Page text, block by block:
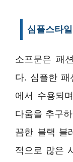
심플스타
소프문은 패
다. 심플한 패
에서 수용되
다움을 추구
끔한 블랙 블
적으로 많은